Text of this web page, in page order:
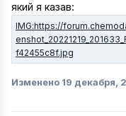
який я казав:
Изменено 19 декабря,